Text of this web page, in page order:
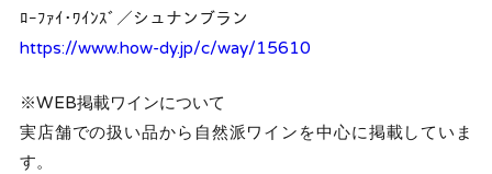
ﾛｰﾌｧｲ･ﾜｲﾝｽﾞ／シュナンブラン
https://www.how-dy.jp/c/way/15610
※WEB掲載ワインについて
実店舗での扱い品から自然派ワインを中心に掲載していま
す。